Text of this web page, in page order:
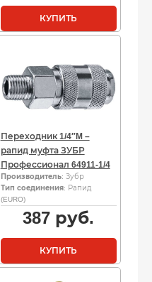
КУПИТЬ
Переходник 1/4″M –
рапид муфта ЗУБР
Профессионал 64911-1/4
Производитель: Зубр
Тип соединения: Рапид
(EURO)
387 руб.
КУПИТЬ